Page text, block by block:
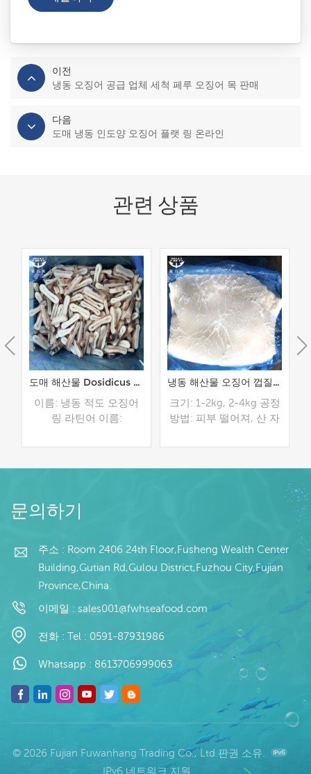
이전
냉동 오징어 공급 업체 세척 페루 오징어 목 판매
다음
도매 냉동 인도양 오징어 플랫 링 온라인
관련 상품
도매 해산물 Dosidicus Gigas 오징어 링 판매
이름: 냉동 적도 오징어
링 라틴어 이름:
도 오징어 크기: 2.5 -
냉동 해산물 오징어 껍질없는 페루 오징어 필레 도매
크기: 1-2kg, 2-4kg 공정
방법: 피부 떨어져, 산 자
위한 폴리 부대, 외부 패
문의하기
주소 : Room 2406 24th Floor,Fusheng Wealth Center
Building,Gutian Rd,Gulou District,Fuzhou City,Fujian
Province,China.
이메일 : sales001@fwhseafood.com
전화 : Tel : 0591-87931986
Whatsapp : 8613706999063
© 2026 Fujian Fuwanhang Trading Co., Ltd 판권 소유.
IPv6 네트워크 지원